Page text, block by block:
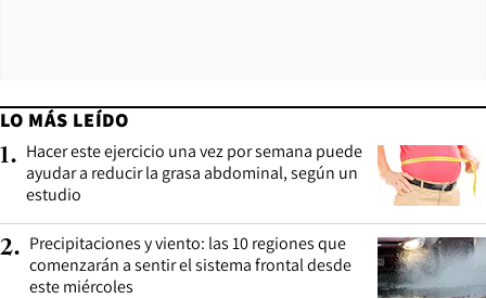
LO MÁS LEÍDO
1. Hacer este ejercicio una vez por semana puede
ayudar a reducir la grasa abdominal, según un
estudio
2. Precipitaciones y viento: las 10 regiones que
comenzarán a sentir el sistema frontal desde
este miércoles